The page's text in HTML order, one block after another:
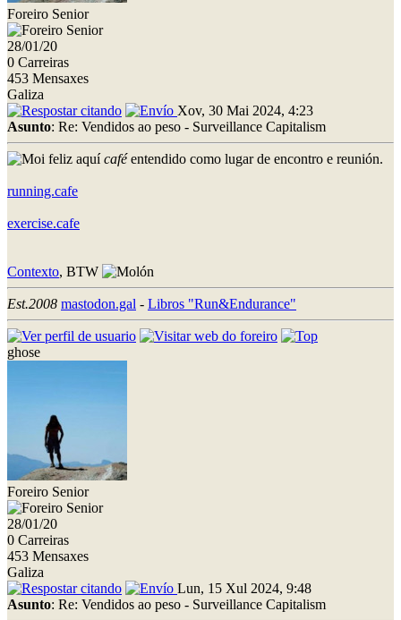
Foreiro Senior
28/01/20
0 Carreiras
453 Mensaxes
Galiza
Xov, 30 Mai 2024, 4:23
Asunto: Re: Vendidos ao peso - Surveillance Capitalism
aquícaféentendido como lugar de encontro e reunión.
running.cafe
exercise.cafe
Contexto, BTW
Est.2008 mastodon.gal - Libros "Run&Endurance"
ghose
Foreiro Senior
28/01/20
0 Carreiras
453 Mensaxes
Galiza
Lun, 15 Xul 2024, 9:48
Asunto: Re: Vendidos ao peso - Surveillance Capitalism